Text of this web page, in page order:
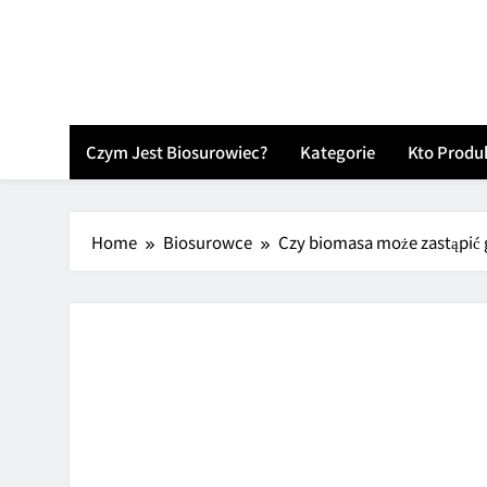
Czym Jest Biosurowiec? Kategorie Kto
Home Biosurowce Czy biomasa może zastąpić